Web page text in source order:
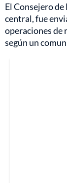
El Consejero
central, fue
operaciones de
según un